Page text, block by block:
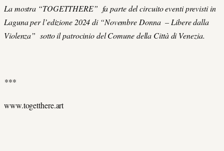
La mostra “TOGETTHERE” fa parte del circuito eventi previsti in
Laguna per l’edizione 2024 di “Novembre Donna – Libere dalla
Violenza” sotto il patrocinio del Comune della Città di Venezia.
***
www.togetthere.art